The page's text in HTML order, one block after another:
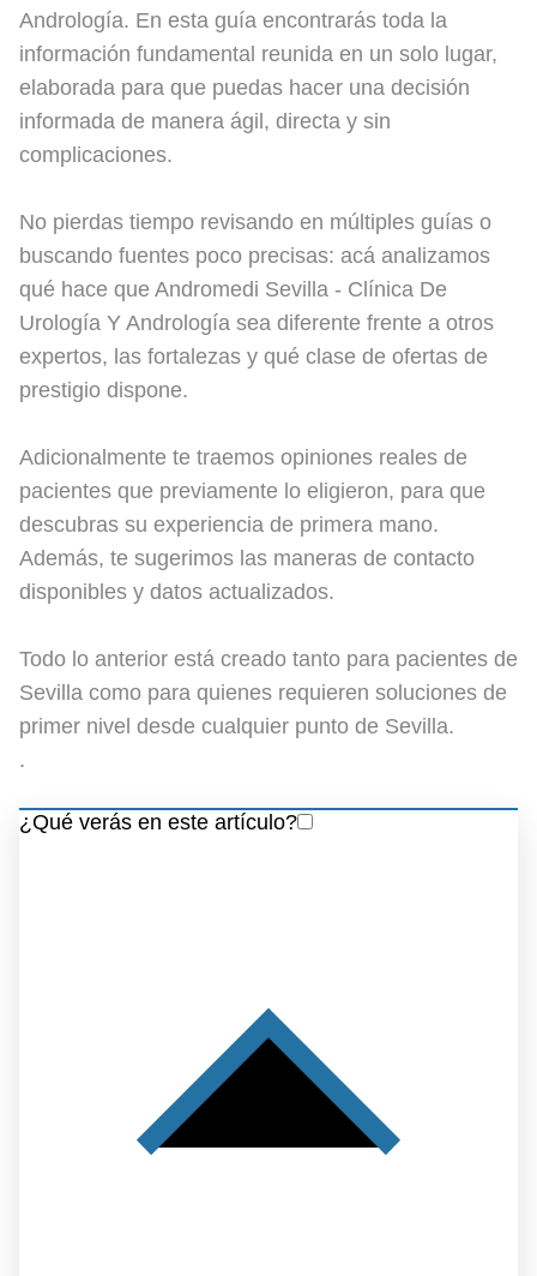
Andrología. En esta guía encontrarás toda la
información fundamental reunida en un solo lugar,
elaborada para que puedas hacer una decisión
informada de manera ágil, directa y sin
complicaciones.
No pierdas tiempo revisando en múltiples guías o
buscando fuentes poco precisas: acá analizamos
qué hace que Andromedi Sevilla - Clínica De
Urología Y Andrología sea diferente frente a otros
expertos, las fortalezas y qué clase de ofertas de
prestigio dispone.
Adicionalmente te traemos opiniones reales de
pacientes que previamente lo eligieron, para que
descubras su experiencia de primera mano.
Además, te sugerimos las maneras de contacto
disponibles y datos actualizados.
Todo lo anterior está creado tanto para pacientes de
Sevilla como para quienes requieren soluciones de
primer nivel desde cualquier punto de Sevilla.
.
¿Qué verás en este artículo?